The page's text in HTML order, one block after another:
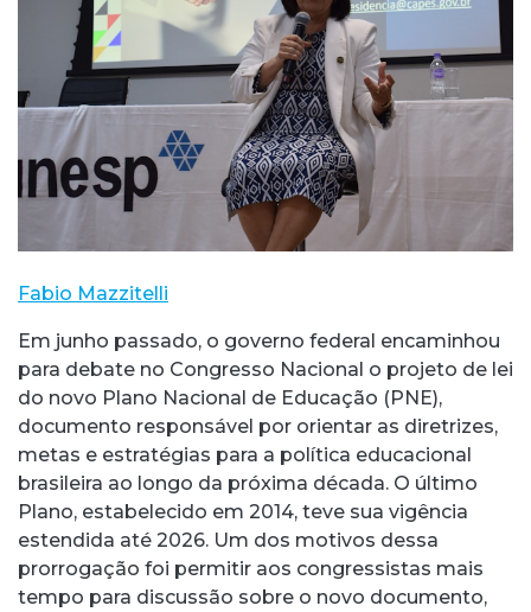
Fabio Mazzitelli
Em junho passado, o governo federal encaminhou
para debate no Congresso Nacional o projeto de lei
do novo Plano Nacional de Educação (PNE),
documento responsável por orientar as diretrizes,
metas e estratégias para a política educacional
brasileira ao longo da próxima década. O último
Plano, estabelecido em 2014, teve sua vigência
estendida até 2026. Um dos motivos dessa
prorrogação foi permitir aos congressistas mais
tempo para discussão sobre o novo documento,